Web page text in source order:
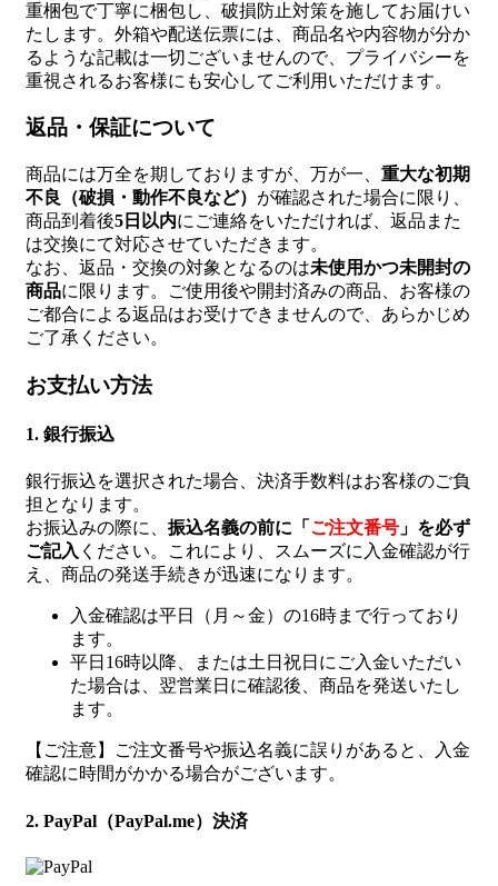
重梱包で丁寧に梱包し、破損防止対策を施してお届けい
たします。外箱や配送伝票には、商品名や内容物が分か
るような記載は一切ございませんので、プライバシーを
重視されるお客様にも安心してご利用いただけます。
返品・保証について
商品には万全を期しておりますが、万が一、 重大な初期
不良（破損・動作不良など） が確認された場合に限り、
商品到着後5日以内にご連絡をいただければ、返品また
は交換にて対応させていただきます。
なお、返品・交換の対象となるのは未使用かつ未開封の
商品に限ります。ご使用後や開封済みの商品、お客様の
ご都合による返品はお受けできませんので、あらかじめ
ご了承ください。
お支払い方法
1. 銀行振込
銀行振込を選択された場合、決済手数料はお客様のご負
担となります。
お振込みの際に、 振込名義の前に「 ご注文番号 」を必ず
ご記入 ください。これにより、スムーズに入金確認が行
え、商品の発送手続きが迅速になります。
入金確認は平日（月～金）の16時まで行っており
ます。
平日16時以降、または土日祝日にご入金いただい
た場合は、翌営業日に確認後、商品を発送いたし
ます。
【ご注意】ご注文番号や振込名義に誤りがあると、入金
確認に時間がかかる場合がございます。
2. PayPal（PayPal.me）決済